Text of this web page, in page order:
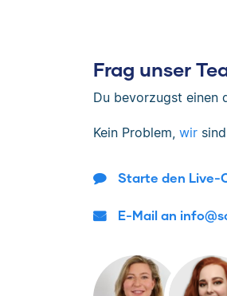
Frag unser
Du bevorzugst einen
Kein Problem, wir
Starte den Live-
E-Mail an